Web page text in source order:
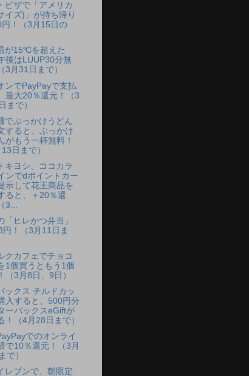
ピザで「アメリカ
イズ)」が持ち帰り
円！（3月15日の
が15℃を超えた
後はLUUP30分無
3月31日まで）
ンでPayPayで支払
最大20％還元！（3
まで）
でぶっかけうどん
すると、ぶっかけ
がもう一杯無料！
13日まで）
キヨシ、ココカラ
ンでdポイントカー
示して花王商品を
ると、＋20％還
3...
「ヒレかつ弁当」
円！（3月11日ま
クカフェでチョコ
1個買うともう1個
（3月8日、9日）
ックス チルドカッ
入すると、500円分
ーバックスeGiftが
！（4月28日まで）
でのオンライ
で10％還元！（3月
で）
レブンで、朝限定